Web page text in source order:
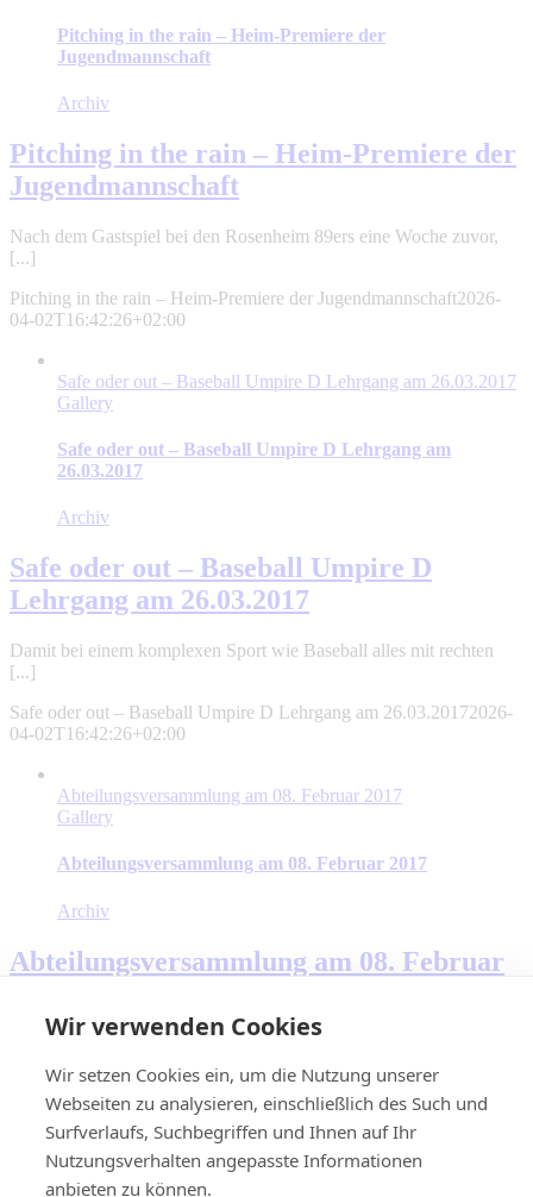
Pitching in the rain – Heim-Premiere der
Jugendmannschaft
Archiv
Pitching in the rain – Heim-Premiere der
Jugendmannschaft
Nach dem Gastspiel bei den Rosenheim 89ers eine Woche zuvor,
[...]
Pitching in the rain – Heim-Premiere der Jugendmannschaft2026-
04-02T16:42:26+02:00
Safe oder out – Baseball Umpire D Lehrgang am 26.03.2017
Gallery
Safe oder out – Baseball Umpire D Lehrgang am
26.03.2017
Archiv
Safe oder out – Baseball Umpire D
Lehrgang am 26.03.2017
Damit bei einem komplexen Sport wie Baseball alles mit rechten
[...]
Safe oder out – Baseball Umpire D Lehrgang am 26.03.20172026-
04-02T16:42:26+02:00
Abteilungsversammlung am 08. Februar 2017
Gallery
Abteilungsversammlung am 08. Februar 2017
Archiv
Abteilungsversammlung am 08. Februar
Baseball in Indersdorf [...]
Abteilungsversammlung am 08. Februar 20172026-04-
02T16:42:26+02:00
Nächstes Spiel U12
Wir verwenden Cookies
Wir setzen Cookies ein, um die Nutzung unserer
Webseiten zu analysieren, einschließlich des Such und
Surfverlaufs, Suchbegriffen und Ihnen auf Ihr
Nutzungsverhalten angepasste Informationen
anbieten zu können.